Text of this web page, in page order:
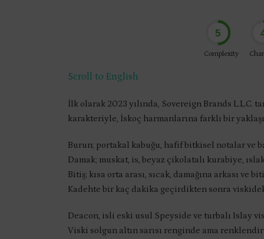
5
Complexity
Scroll to English
İlk olarak 2023 yılında, Sovereign Brands L.L.C.
karakteriyle, İskoç harmanlarına farklı bir
Burun; portakal kabuğu, hafif bitkisel notalar ve
Damak; muskat, is, beyaz çikolatalı kurabiye,
Bitiş; kısa orta arası, sıcak, damağına arkası ve
Kadehte bir kaç dakika geçirdikten sonra
Deacon, isli eski usul Speyside ve turbalı Islay
Viski solgun altın sarısı renginde ama